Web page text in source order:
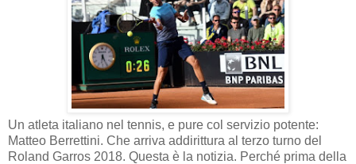
Un atleta italiano nel tennis, e pure col servizio potente:
Matteo Berrettini. Che arriva addirittura al terzo turno del
Roland Garros 2018. Questa è la notizia. Perché prima della